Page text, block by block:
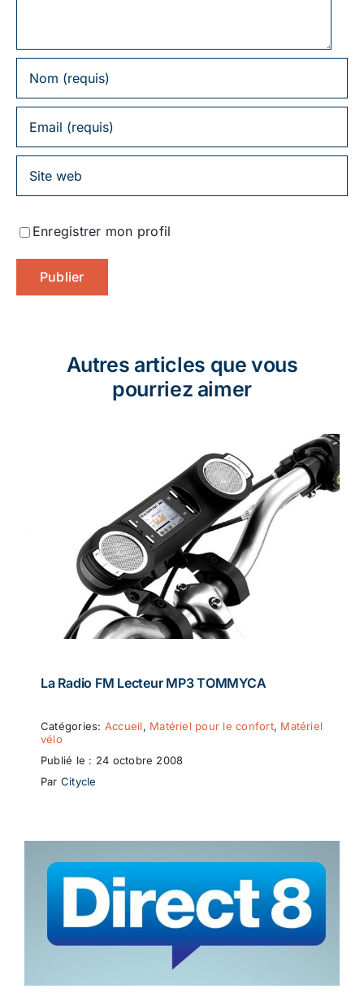
Enregistrer mon profil
Autres articles que vous
pourriez aimer
La Radio FM Lecteur MP3 TOMMYCA
Catégories: Accueil, Matériel pour le confort, Matériel
vélo
Publié le : 24 octobre 2008
Par Citycle